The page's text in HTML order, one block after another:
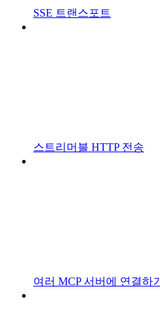
SSE 트랜스포트
스트리머블 HTTP 전송
여러 MCP 서버에 연결하기